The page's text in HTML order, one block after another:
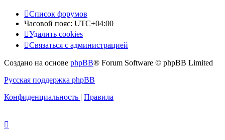
Список форумов
Часовой пояс: UTC+04:00
Удалить cookies
Связаться с администрацией
Создано на основе phpBB® Forum Software © phpBB Limited
Русская поддержка phpBB
Конфиденциальность | Правила